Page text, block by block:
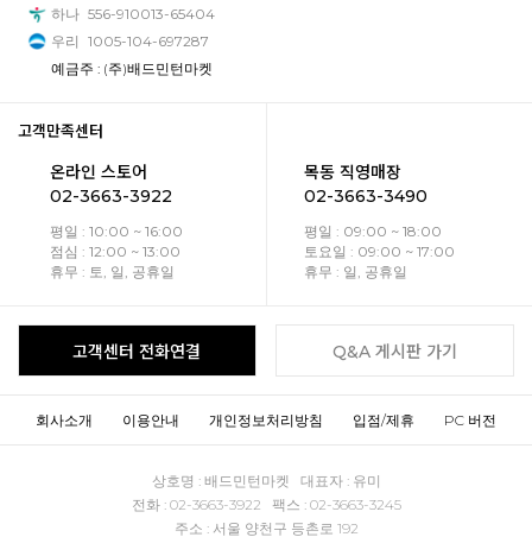
하나 556-910013-65404
우리 1005-104-697287
예금주 : (주)배드민턴마켓
고객만족센터
온라인 스토어
02-3663-3922
평일 : 10:00 ~ 16:00
점심 : 12:00 ~ 13:00
휴무 : 토, 일, 공휴일
목동 직영매장
02-3663-3490
평일 : 09:00 ~ 18:00
토요일 : 09:00 ~ 17:00
휴무 : 일, 공휴일
고객센터 전화연결 Q&A 게시판 가기
회사소개 이용안내 개인정보처리방침 입점/제휴 PC 버전
상호명 : 배드민턴마켓 대표자 : 유미
전화 : 02-3663-3922 팩스 : 02-3663-3245
주소 : 서울 양천구 등촌로 192